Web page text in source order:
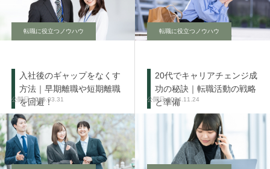
転職に役立つノウハウ
入社後のギャップをなくす
方法｜早期離職や短期離職
を回避！
2025.03.31
転職に役立つノウハウ
20代でキャリアチェンジ成
功の秘訣｜転職活動の戦略
と準備2024.11.24